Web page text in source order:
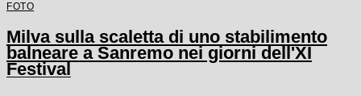
FOTO
Milva sulla scaletta di uno stabilimento
balneare a Sanremo nei giorni dell'XI
Festival